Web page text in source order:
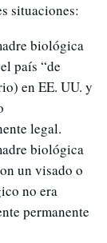
situaciones:
biológica
país “de
en EE. UU. y
legal.
biológica
un visado o
no era
permanente